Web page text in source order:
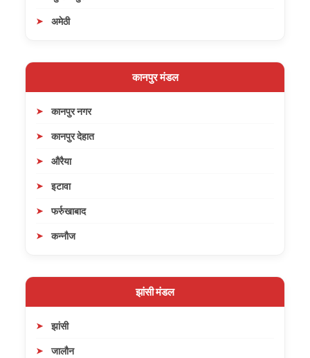
अमेठी
कानपुर मंडल
कानपुर नगर
कानपुर देहात
औरैया
इटावा
फर्रुखाबाद
कन्नौज
झांसी मंडल
झांसी
जालौन